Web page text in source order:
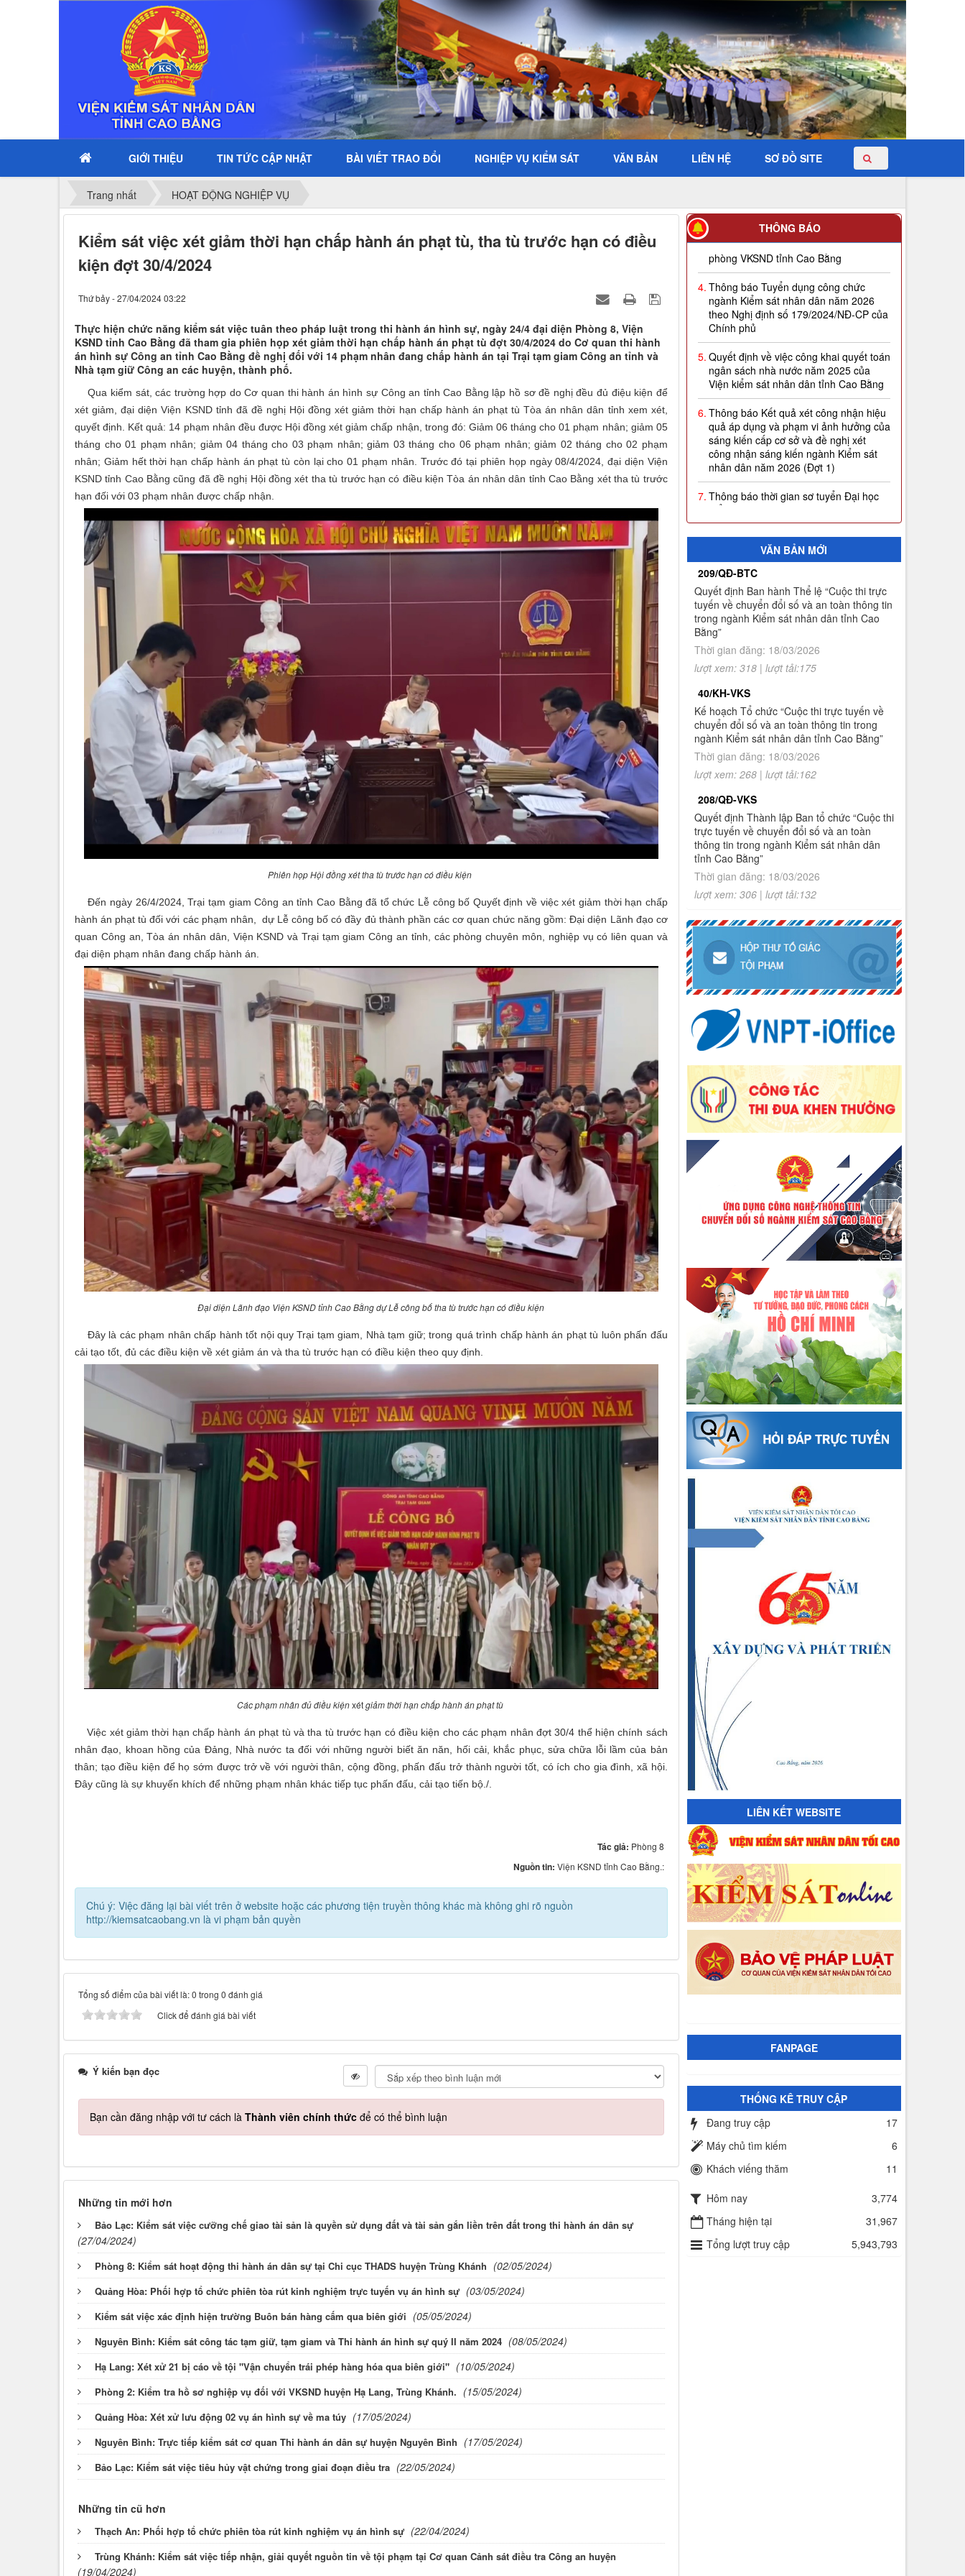
GIỚI THIỆU TIN TỨC CẬP NHẬT BÀI VIẾT TRAO ĐỔI NGHIỆP VỤ KIỂM SÁT VĂN BẢN LIÊN HỆ SƠ ĐỒ SITE
Trang nhất HOẠT ĐỘNG NGHIỆP VỤ
Kiểm sát việc xét giảm thời hạn chấp hành án phạt tù, tha tù trước hạn có điều
kiện đợt 30/4/2024
Thứ bảy - 27/04/2024 03:22
Thực hiện chức năng kiểm sát việc tuân theo pháp luật trong thi hành án hình sự, ngày 24/4 đại diện Phòng 8, Viện
KSND tỉnh Cao Bằng đã tham gia phiên họp xét giảm thời hạn chấp hành án phạt tù đợt 30/4/2024 do Cơ quan thi hành
án hình sự Công an tỉnh Cao Bằng đề nghị đối với 14 phạm nhân đang chấp hành án tại Trại tạm giam Công an tỉnh và
Nhà tạm giữ Công an các huyện, thành phố.
Qua kiểm sát, các trường hợp do Cơ quan thi hành án hình sự Công an tỉnh Cao Bằng lập hồ sơ đề nghị đều đủ điệu kiện để
xét giảm, đại diện Viện KSND tỉnh đã đề nghị Hội đồng xét giảm thời hạn chấp hành án phạt tù Tòa án nhân dân tỉnh xem xét,
quyết định. Kết quả: 14 phạm nhân đều được Hội đồng xét giảm chấp nhận, trong đó: Giảm 06 tháng cho 01 phạm nhân; giảm 05
tháng cho 01 phạm nhân; giảm 04 tháng cho 03 phạm nhân; giảm 03 tháng cho 06 phạm nhân; giảm 02 tháng cho 02 phạm
nhân; Giảm hết thời hạn chấp hành án phạt tù còn lại cho 01 phạm nhân. Trước đó tại phiên họp ngày 08/4/2024, đại diện Viện
KSND tỉnh Cao Bằng cũng đã đề nghị Hội đồng xét tha tù trước hạn có điều kiện Tòa án nhân dân tỉnh Cao Bằng xét tha tù trước
hạn đối với 03 phạm nhân được chấp nhận.
Phiên họp Hội đồng xét tha tù trước hạn có điều kiện
Đến ngày 26/4/2024, Trại tạm giam Công an tỉnh Cao Bằng đã tổ chức Lễ công bố Quyết định về việc xét giảm thời hạn chấp
hành án phạt tù đối với các phạm nhân, dự Lễ công bố có đầy đủ thành phần các cơ quan chức năng gồm: Đại diện Lãnh đạo cơ
quan Công an, Tòa án nhân dân, Viện KSND và Trại tạm giam Công an tỉnh, các phòng chuyên môn, nghiệp vụ có liên quan và
đại diện phạm nhân đang chấp hành án.
Đại diện Lãnh đạo Viện KSND tỉnh Cao Bằng dự Lễ công bố tha tù trước hạn có điều kiện
Đây là các phạm nhân chấp hành tốt nội quy Trại tạm giam, Nhà tạm giữ; trong quá trình chấp hành án phạt tù luôn phấn đấu
cải tạo tốt, đủ các điều kiện về xét giảm án và tha tù trước hạn có điều kiện theo quy định.
Các phạm nhân đủ điều kiệnxétgiảm thời hạn chấp hành án phạt tù
Việc xét giảm thời hạn chấp hành án phạt tù và tha tù trước hạn có điều kiện cho các phạm nhân đợt 30/4 thể hiện chính sách
nhân đạo, khoan hồng của Đảng, Nhà nước ta đối với những người biết ăn năn, hối cải, khắc phục, sửa chữa lỗi lầm của bản
thân; tạo điều kiện để họ sớm được trở về với người thân, cộng đồng, phấn đấu trở thành người tốt, có ích cho gia đình, xã hội.
Đây cũng là sự khuyến khích để những phạm nhân khác tiếp tục phấn đấu, cải tạo tiến bộ./.
Tác giả: Phòng 8
Nguồn tin: Viện KSND tỉnh Cao Bằng.:
Chú ý: Việc đăng lại bài viết trên ở website hoặc các phương tiện truyền thông khác mà không ghi rõ nguồn
http://kiemsatcaobang.vn là vi phạm bản quyền
Tổng số điểm của bài viết là: 0 trong 0 đánh giá
Click để đánh giá bài viết
Ý kiến bạn đọc
Bạn cần đăng nhập với tư cách là Thành viên chính thức để có thể bình luận
Những tin mới hơn
Bảo Lạc: Kiểm sát việc cưỡng chế giao tài sản là quyền sử dụng đất và tài sản gắn liền trên đất trong thi hành án dân sự
(27/04/2024)
Phòng 8: Kiểm sát hoạt động thi hành án dân sự tại Chi cục THADS huyện Trùng Khánh (02/05/2024)
Quảng Hòa: Phối hợp tổ chức phiên tòa rút kinh nghiệm trực tuyến vụ án hình sự (03/05/2024)
Kiểm sát việc xác định hiện trường Buôn bán hàng cấm qua biên giới (05/05/2024)
Nguyên Bình: Kiểm sát công tác tạm giữ, tạm giam và Thi hành án hình sự quý II năm 2024 (08/05/2024)
Hạ Lang: Xét xử 21 bị cáo về tội "Vận chuyển trái phép hàng hóa qua biên giới" (10/05/2024)
Phòng 2: Kiểm tra hồ sơ nghiệp vụ đối với VKSND huyện Hạ Lang, Trùng Khánh. (15/05/2024)
Quảng Hòa: Xét xử lưu động 02 vụ án hình sự về ma túy (17/05/2024)
Nguyên Bình: Trực tiếp kiểm sát cơ quan Thi hành án dân sự huyện Nguyên Bình (17/05/2024)
Bảo Lạc: Kiểm sát việc tiêu hủy vật chứng trong giai đoạn điều tra (22/05/2024)
Những tin cũ hơn
Thạch An: Phối hợp tổ chức phiên tòa rút kinh nghiệm vụ án hình sự (22/04/2024)
Trùng Khánh: Kiểm sát việc tiếp nhận, giải quyết nguồn tin về tội phạm tại Cơ quan Cảnh sát điều tra Công an huyện
(19/04/2024)
THÔNG BÁO
Thông báo Tuyển dụng công chức
ngành Kiểm sát nhân dân năm 2026
theo Nghị định số 179/2024/NĐ-CP của
Chính phủ
Quyết định về việc công khai quyết toán
ngân sách nhà nước năm 2025 của
Viện kiểm sát nhân dân tỉnh Cao Bằng
Thông báo Kết quả xét công nhận hiệu
quả áp dụng và phạm vi ảnh hưởng của
sáng kiến cấp cơ sở và đề nghị xét
công nhận sáng kiến ngành Kiểm sát
nhân dân năm 2026 (Đợt 1)
Thông báo thời gian sơ tuyển Đại học
Kiểm sát năm 2026
Quyết định công nhận kết quả và trao
giải thưởng Cuộc thi trực tuyến về
chuyển đổi số và an toàn thông tin
trong ngành Kiểm sát nhân dân tỉnh
Cao Bằng
Thông báo Kết quả Cuộc thi trực
tuyến về chuyển đổi số và an toàn
thông tin trong ngành Kiểm sát nhân
1. Thông báo tuyển sinh đào tạo trình độ
thạc sĩ ngành Luật hình sự và tố tụng
hình sự (khóa 8), ngành Luật (khóa 3)
đợt 2 năm 2026
2.Quyết định về việc công bố công khai
giao dự toán NSNN năm 2026
3.Quyết định về việc công bố công khai
tình hình thực hiện dự toán ngân sách
nhà nước 6 tháng năm 2026 của Văn
phòng VKSND tỉnh Cao Bằng
VĂN BẢN MỚI
209/QĐ-BTC
Quyết định Ban hành Thể lệ “Cuộc thi trực
tuyến về chuyển đổi số và an toàn thông tin
trong ngành Kiểm sát nhân dân tỉnh Cao
Bằng”
Thời gian đăng: 18/03/2026
lượt xem: 318 | lượt tải:175
40/KH-VKS
Kế hoạch Tổ chức “Cuộc thi trực tuyến về
chuyển đổi số và an toàn thông tin trong
ngành Kiểm sát nhân dân tỉnh Cao Bằng”
Thời gian đăng: 18/03/2026
lượt xem: 268 | lượt tải:162
208/QĐ-VKS
Quyết định Thành lập Ban tổ chức “Cuộc thi
trực tuyến về chuyển đổi số và an toàn
thông tin trong ngành Kiểm sát nhân dân
tỉnh Cao Bằng”
Thời gian đăng: 18/03/2026
lượt xem: 306 | lượt tải:132
LIÊN KẾT WEBSITE
FANPAGE
THỐNG KÊ TRUY CẬP
Đang truy cập
17
Máy chủ tìm kiếm
6
Khách viếng thăm
11
Hôm nay
3,774
Tháng hiện tại
31,967
Tổng lượt truy cập
5,943,793